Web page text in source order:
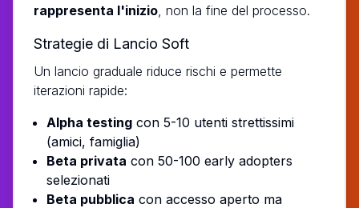
rappresenta l'inizio , non la fine del processo.
Strategie di Lancio Soft
Un lancio graduale riduce rischi e permette
iterazioni rapide:
Alpha testing con 5-10 utenti strettissimi
(amici, famiglia)
Beta privata con 50-100 early adopters
selezionati
Beta pubblica con accesso aperto ma